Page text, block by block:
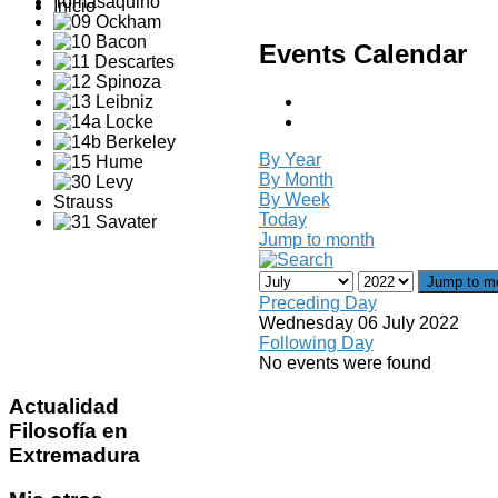
Inicio
Events Calendar
By Year
By Month
By Week
Today
Jump to month
Jump to
Preceding Day
Wednesday 06 July 2022
Following Day
No events were found
Actualidad
Filosofía en
Extremadura